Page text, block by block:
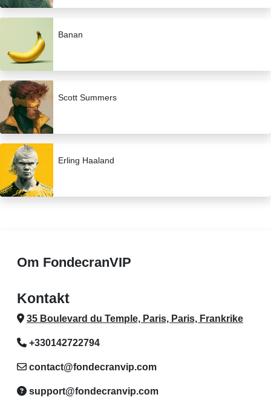
Banan
Scott Summers
Erling Haaland
Om FondecranVIP
Kontakt
35 Boulevard du Temple, Paris, Paris, Frankrike
+330142722794
contact@fondecranvip.com
support@fondecranvip.com